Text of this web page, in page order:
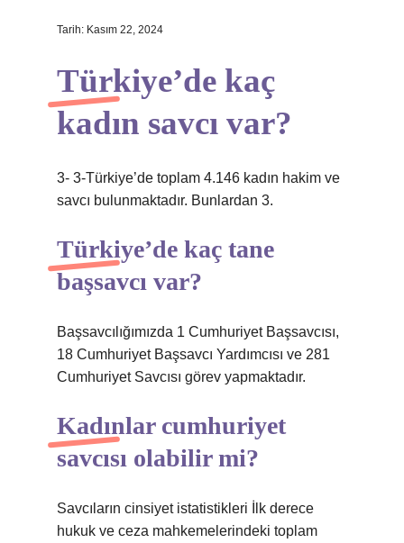
Tarih: Kasım 22, 2024
Türkiye’de kaç
kadın savcı var?
3- 3-Türkiye’de toplam 4.146 kadın hakim ve
savcı bulunmaktadır. Bunlardan 3.
Türkiye’de kaç tane
başsavcı var?
Başsavcılığımızda 1 Cumhuriyet Başsavcısı,
18 Cumhuriyet Başsavcı Yardımcısı ve 281
Cumhuriyet Savcısı görev yapmaktadır.
Kadınlar cumhuriyet
savcısı olabilir mi?
Savcıların cinsiyet istatistikleri İlk derece
hukuk ve ceza mahkemelerindeki toplam